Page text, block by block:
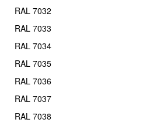
RAL 7032
RAL 7033
RAL 7034
RAL 7035
RAL 7036
RAL 7037
RAL 7038